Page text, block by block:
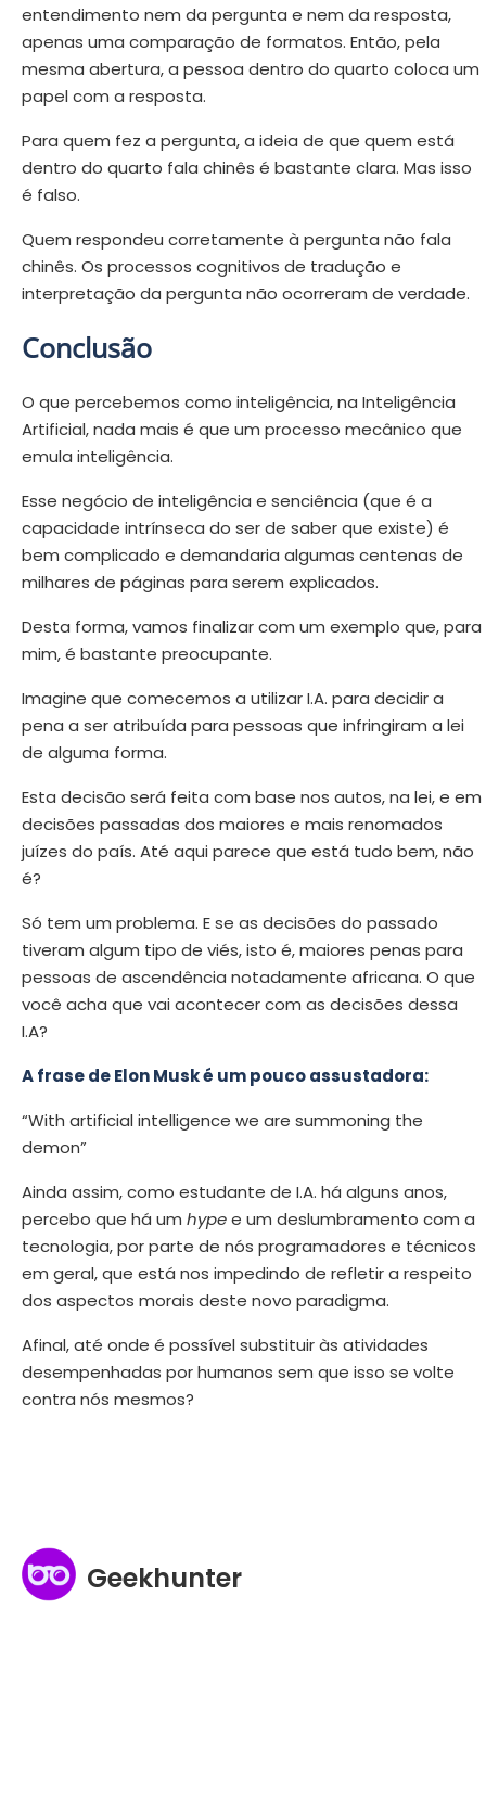
entendimento nem da pergunta e nem da resposta,
apenas uma comparação de formatos. Então, pela
mesma abertura, a pessoa dentro do quarto coloca um
papel com a resposta.
Para quem fez a pergunta, a ideia de que quem está
dentro do quarto fala chinês é bastante clara. Mas isso
é falso.
Quem respondeu corretamente à pergunta não fala
chinês. Os processos cognitivos de tradução e
interpretação da pergunta não ocorreram de verdade.
Conclusão
O que percebemos como inteligência, na Inteligência
Artificial, nada mais é que um processo mecânico que
emula inteligência.
Esse negócio de inteligência e senciência (que é a
capacidade intrínseca do ser de saber que existe) é
bem complicado e demandaria algumas centenas de
milhares de páginas para serem explicados.
Desta forma, vamos finalizar com um exemplo que, para
mim, é bastante preocupante.
Imagine que comecemos a utilizar I.A. para decidir a
pena a ser atribuída para pessoas que infringiram a lei
de alguma forma.
Esta decisão será feita com base nos autos, na lei, e em
decisões passadas dos maiores e mais renomados
juízes do país. Até aqui parece que está tudo bem, não
é?
Só tem um problema. E se as decisões do passado
tiveram algum tipo de viés, isto é, maiores penas para
pessoas de ascendência notadamente africana. O que
você acha que vai acontecer com as decisões dessa
I.A?
A frase de Elon Musk é um pouco assustadora:
“With artificial intelligence we are summoning the
demon”
Ainda assim, como estudante de I.A. há alguns anos,
percebo que há um hypee um deslumbramento com a
tecnologia, por parte de nós programadores e técnicos
em geral, que está nos impedindo de refletir a respeito
dos aspectos morais deste novo paradigma.
Afinal, até onde é possível substituir às atividades
desempenhadas por humanos sem que isso se volte
contra nós mesmos?
Geekhunter